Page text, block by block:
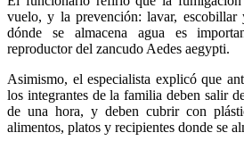
vuelo, y la prevención: lavar, escobillar
dónde se almacena agua es
reproductor del zancudo Aedes aegypti.
Asimismo, el especialista explicó que
los integrantes de la familia deben salir
de una hora, y deben cubrir con
alimentos, platos y recipientes donde se